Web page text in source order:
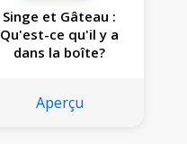
Singe et Gâteau :
Qu'est-ce qu'il y a
dans la boîte?
Aperçu